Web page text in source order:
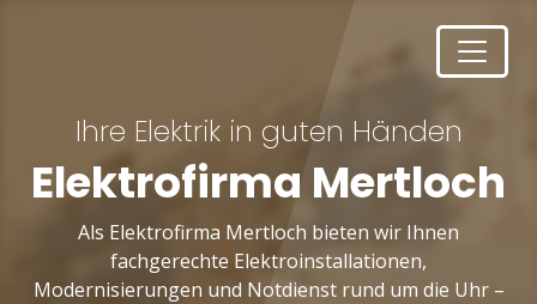
Ihre Elektrik in guten Händen
Elektrofirma Mertloch
Als Elektrofirma Mertloch bieten wir Ihnen
fachgerechte Elektroinstallationen,
Modernisierungen und Notdienst rund um die Uhr –